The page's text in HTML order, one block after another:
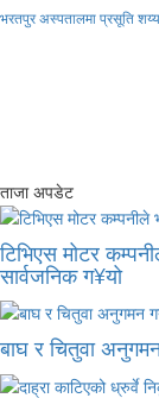
भरतपुर अस्पतालमा प्रसूति
ताजा अपडेट
टिभिएस मोटर
सार्वजनिक ग¥यो
बाघ र चितुवा